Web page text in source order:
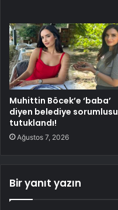
Muhittin Böcek’e ‘baba’
diyen belediye sorumlusu
tutuklandı!
Ağustos 7, 2026
Bir yanıt yazın